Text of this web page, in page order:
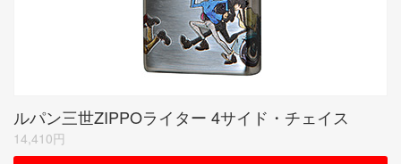
ルパン三世ZIPPOライター 4サイド・チェイス
14,410円